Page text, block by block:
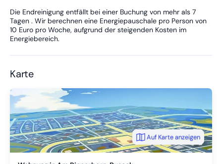
Die Endreinigung entfällt bei einer Buchung von mehr als 7
Tagen . Wir berechnen eine Energiepauschale pro Person von
10 Euro pro Woche, aufgrund der steigenden Kosten im
Energiebereich.
Karte
Auf Karte anzeigen